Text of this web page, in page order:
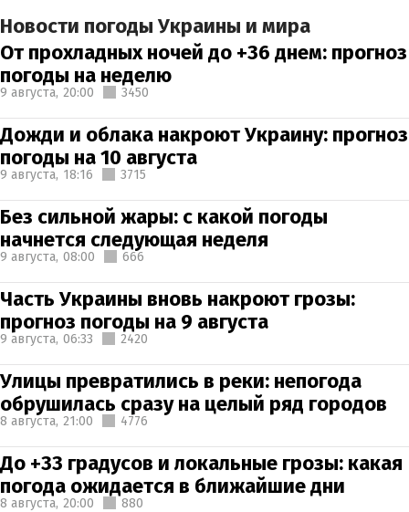
Новости погоды Украины и мира
От прохладных ночей до +36 днем: прогноз
погоды на неделю
9 августа, 20:00 3450
Дожди и облака накроют Украину: прогноз
погоды на 10 августа
9 августа, 18:16 3715
Без сильной жары: с какой погоды
начнется следующая неделя
9 августа, 08:00 666
Часть Украины вновь накроют грозы:
прогноз погоды на 9 августа
9 августа, 06:33 2420
Улицы превратились в реки: непогода
обрушилась сразу на целый ряд городов
8 августа, 21:00 4776
До +33 градусов и локальные грозы: какая
погода ожидается в ближайшие дни
8 августа, 20:00 880